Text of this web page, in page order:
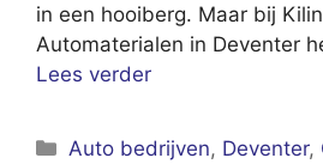
in een hooiberg. Maar bij
Automaterialen in Deventer
Lees verder
Categorieën
Auto bedrijven, Deventer,